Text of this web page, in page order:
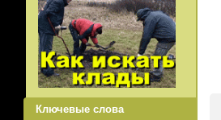
Ключевые слова